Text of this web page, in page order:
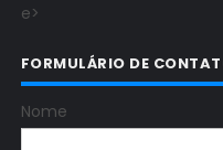
e>
FORMULÁRIO DE
Nome